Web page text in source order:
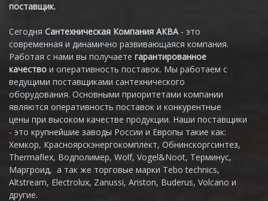
поставщик.
Сегодня Сантехническая Компания АКВА - это
современная и динамично развивающаяся компания.
Работая с нами вы получаете гарантированное
качество и оперативность поставок. Мы работаем с
ведущими поставщиками сантехнического
оборудования. Основными приоритетами компании
являются оперативность поставок и конкурентные
цены при высоком качестве продукции. Наши поставщики
- это крупнейшие заводы России и Европы такие как:
Хемкор, Красноярскэнергокомплект, Обнинскоргсинтез,
Thermaflex, Водполимер, Wolf, Vogel&Noot, Терминус,
Маргроид, а так же торговые марки Tebo technics,
Altstream, Electrolux, Zanussi, Ariston, Buderus, Volcano и
другие.